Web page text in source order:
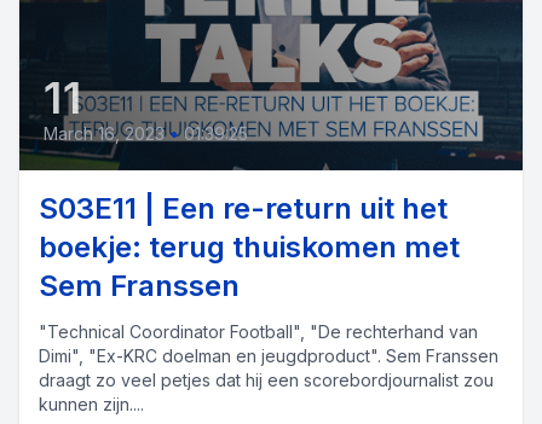
11
March 16, 2023 • 01:39:25
S03E11 | Een re-return uit het
boekje: terug thuiskomen met
Sem Franssen
"Technical Coordinator Football", "De rechterhand van
Dimi", "Ex-KRC doelman en jeugdproduct". Sem Franssen
draagt zo veel petjes dat hij een scorebordjournalist zou
kunnen zijn....